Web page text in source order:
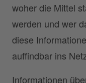
woher die Mittel
werden und wer
diese
auffindbar ins
Informationen